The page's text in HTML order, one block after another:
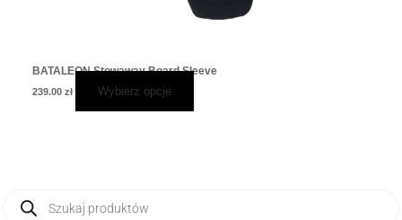
BATALEON Stowaway Board Sleeve
239.00 zł Wybierz opcje
produktów